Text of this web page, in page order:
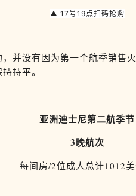
▲ 17号19点扫码抢购
并没有因为第一个航季销售
持平。
亚洲迪士尼第二航季节
3晚航次
每间房/2位成人总计1012